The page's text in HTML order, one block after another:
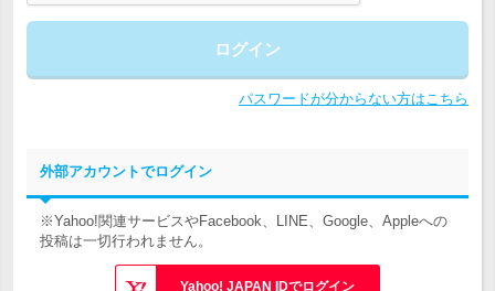
ログイン
パスワードが分からない方はこちら
外部アカウントでログイン
※Yahoo!関連サービスやFacebook、LINE、Google、Appleへの
投稿は一切行われません。
Yahoo! JAPAN IDでログイン